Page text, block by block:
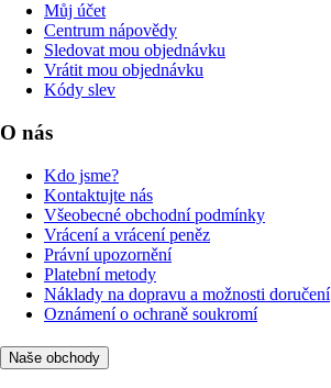
Můj účet
Centrum nápovědy
Sledovat mou objednávku
Vrátit mou objednávku
Kódy slev
O nás
Kdo jsme?
Kontaktujte nás
Všeobecné obchodní podmínky
Vrácení a vrácení peněz
Právní upozornění
Platební metody
Náklady na dopravu a možnosti doručení
Oznámení o ochraně soukromí
Naše obchody